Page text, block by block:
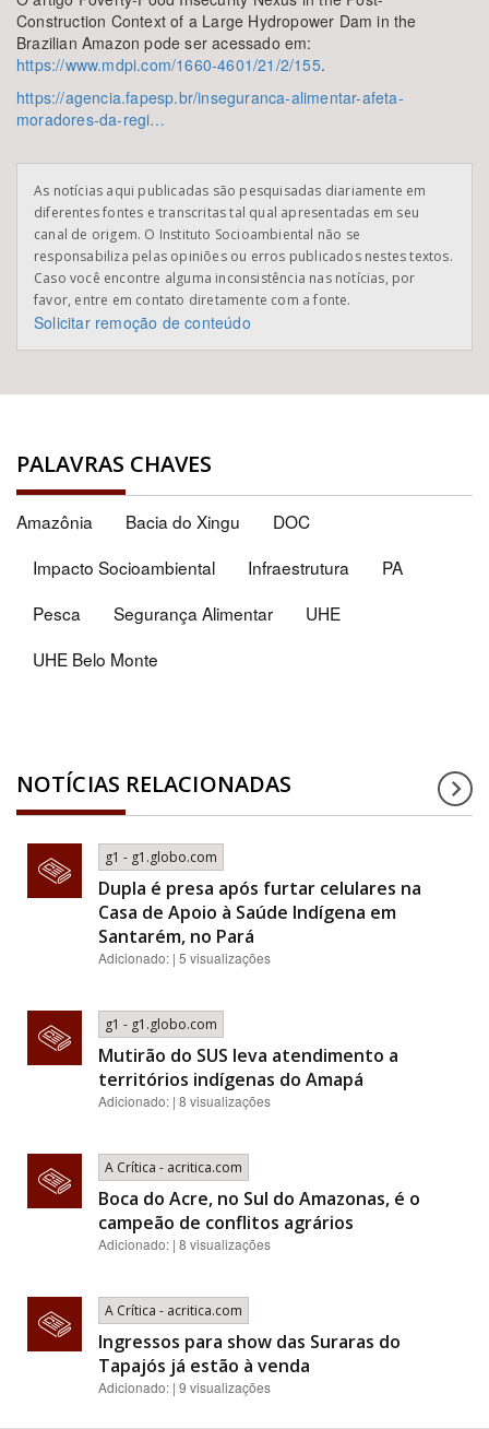
Construction Context of a Large Hydropower Dam in the
Brazilian Amazon pode ser acessado em:
https://www.mdpi.com/1660-4601/21/2/155.
https://agencia.fapesp.br/inseguranca-alimentar-afeta-
moradores-da-regi…
As notícias aqui publicadas são pesquisadas diariamente em
diferentes fontes e transcritas tal qual apresentadas em seu
canal de origem. O Instituto Socioambiental não se
responsabiliza pelas opiniões ou erros publicados nestes textos.
Caso você encontre alguma inconsistência nas notícias, por
favor, entre em contato diretamente com a fonte.
Solicitar remoção de conteúdo
PALAVRAS CHAVES
Amazônia Bacia do Xingu
DOC
Impacto Socioambiental
Infraestrutura
PA
Pesca
Segurança Alimentar
UHE
UHE Belo Monte
NOTÍCIAS RELACIONADAS
g1 - g1.globo.com
Dupla é presa após furtar celulares na
Casa de Apoio à Saúde Indígena em
Santarém, no Pará
Adicionado: | 5 visualizações
g1 - g1.globo.com
Mutirão do SUS leva atendimento a
territórios indígenas do Amapá
Adicionado: | 8 visualizações
A Crítica - acritica.com
Boca do Acre, no Sul do Amazonas, é o
campeão de conflitos agrários
Adicionado: | 8 visualizações
A Crítica - acritica.com
Ingressos para show das Suraras do
Tapajós já estão à venda
Adicionado: | 9 visualizações